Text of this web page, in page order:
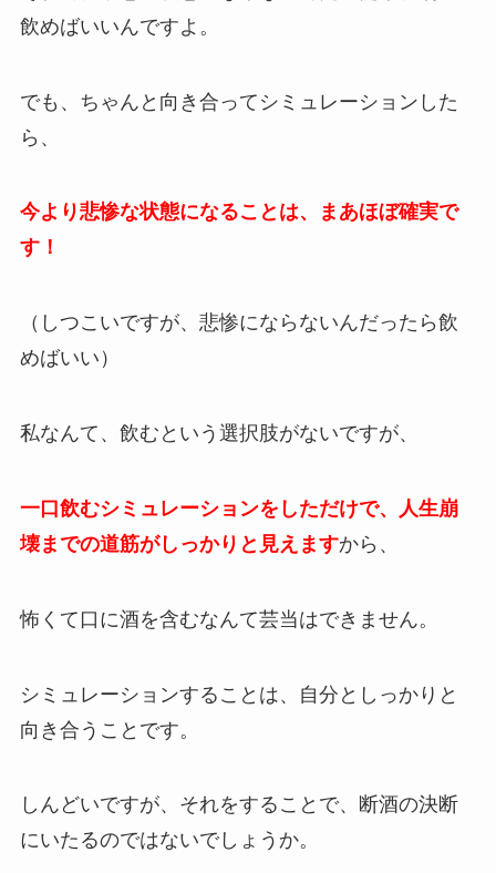
飲めばいいんですよ。
でも、ちゃんと向き合ってシミュレーションした
ら、
今より悲惨な状態になることは、まあほぼ確実で
す！
（しつこいですが、悲惨にならないんだったら飲
めばいい）
私なんて、飲むという選択肢がないですが、
一口飲むシミュレーションをしただけで、人生崩
壊までの道筋がしっかりと見えますから、
怖くて口に酒を含むなんて芸当はできません。
シミュレーションすることは、自分としっかりと
向き合うことです。
しんどいですが、それをすることで、断酒の決断
にいたるのではないでしょうか。